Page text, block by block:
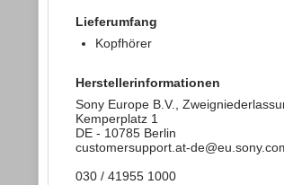
Lieferumfang
Kopfhörer
Herstellerinformationen
Sony Europe B.V.,
Kemperplatz 1
DE - 10785 Berlin
customersupport.at-
030 / 41955 1000